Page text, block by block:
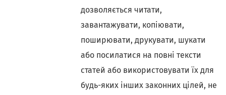
дозволяється читати,
завантажувати, копіювати,
поширювати, друкувати, шукати
або посилатися на повні тексти
статей або використовувати їх для
будь-яких інших законних цілей, не